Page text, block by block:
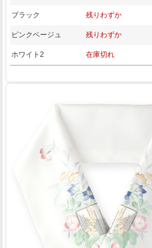
ブラック 残りわずか
ピンクベージュ 残りわずか
ホワイト2 在庫切れ